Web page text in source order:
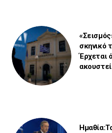
σκηνικό
Έρχεται